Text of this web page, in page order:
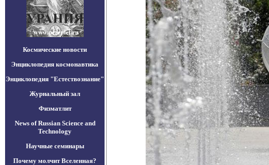
Космические новости
Энциклопедия космонавтика
Энциклопедия "Естествознание"
Журнальный зал
Физматлит
News of Russian Science and
Technology
Научные семинары
Почему молчит Вселенная?